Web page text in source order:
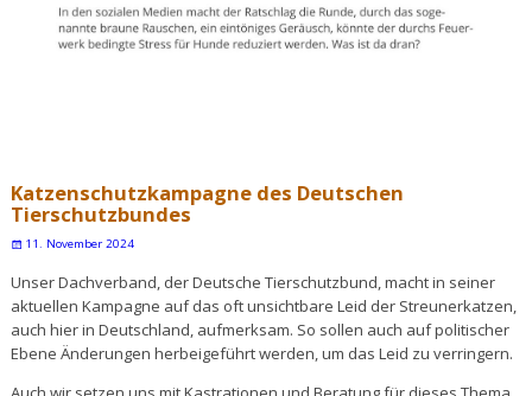
Katzenschutzkampagne des Deutschen
Tierschutzbundes
11. November 2024
Unser Dachverband, der Deutsche Tierschutzbund, macht in seiner
aktuellen Kampagne auf das oft unsichtbare Leid der Streunerkatzen,
auch hier in Deutschland, aufmerksam. So sollen auch auf politischer
Ebene Änderungen herbeigeführt werden, um das Leid zu verringern.